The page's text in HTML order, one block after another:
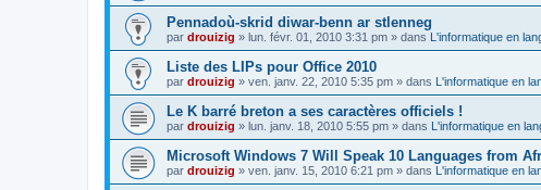
Pennadoù-skrid diwar-benn ar stlenneg
par drouizig » lun. févr. 01, 2010 3:31 pm » dans L'informatique en
Liste des LIPs pour Office 2010
par drouizig » ven. janv. 22, 2010 5:35 pm » dans L'informatique en
Le K barré breton a ses caractères officiels !
par drouizig » lun. janv. 18, 2010 5:55 pm » dans L'informatique en
Microsoft Windows 7 Will Speak 10 Languages from
par drouizig » ven. janv. 15, 2010 6:21 pm » dans L'informatique en